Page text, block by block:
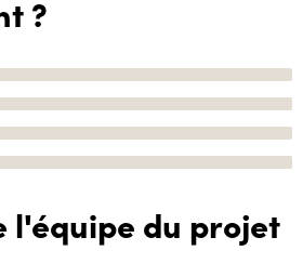
?
l'équipe du projet